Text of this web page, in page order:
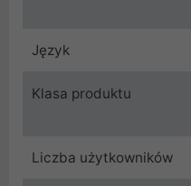
Język
Klasa produktu
Liczba użytkowników